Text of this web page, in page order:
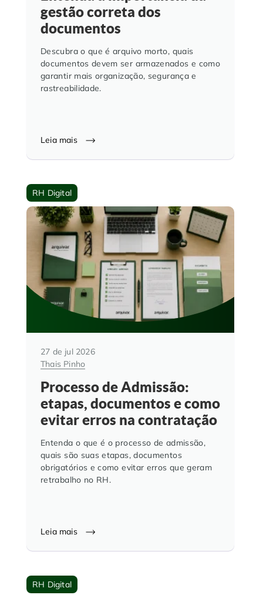
gestão correta dos
documentos
Descubra o que é arquivo morto, quais
documentos devem ser armazenados e como
garantir mais organização, segurança e
rastreabilidade.
Leia mais
RH Digital
27 de jul 2026
Thais Pinho
Processo de Admissão:
etapas, documentos e como
evitar erros na contratação
Entenda o que é o processo de admissão,
quais são suas etapas, documentos
obrigatórios e como evitar erros que geram
retrabalho no RH.
Leia mais
RH Digital